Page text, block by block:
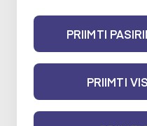
7 d.
Paraiškos priimamos
9 d.
PRIIMTI
PRIIMTI